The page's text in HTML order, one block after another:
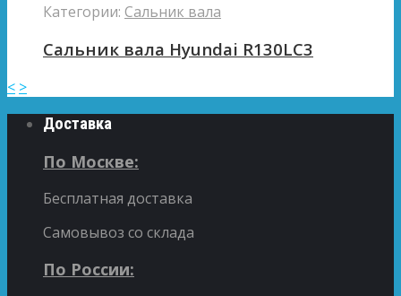
Категории: Сальник вала
Сальник вала Hyundai R130LC3
< >
Доставка
По Москве:
Бесплатная доставка
Самовывоз со склада
По России: